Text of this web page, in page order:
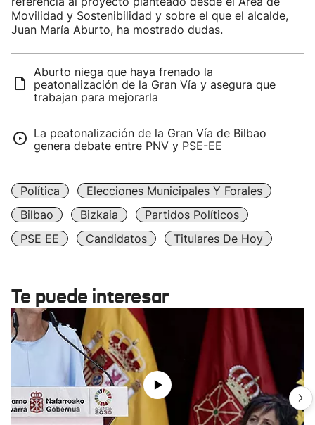
Movilidad y Sostenibilidad y sobre el que el alcalde,
Juan María Aburto, ha mostrado dudas.
Aburto niega que haya frenado la
peatonalización de la Gran Vía y asegura que
trabajan para mejorarla
La peatonalización de la Gran Vía de Bilbao
genera debate entre PNV y PSE-EE
Política
Elecciones Municipales Y Forales
Bilbao
Bizkaia
Partidos Políticos
PSE EE
Candidatos Titulares De Hoy
Te puede interesar